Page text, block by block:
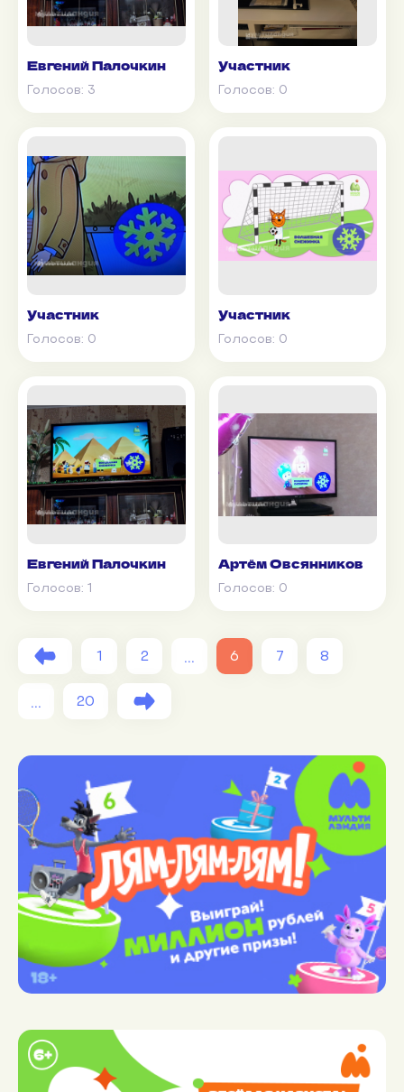
Евгений Палочкин
Голосов: 3
Участник
Голосов: 0
Участник
Голосов: 0
Участник
Голосов: 0
Евгений Палочкин
Голосов: 1
Артём Овсянников
Голосов: 0
1 2 ... 6 7 8
... 20